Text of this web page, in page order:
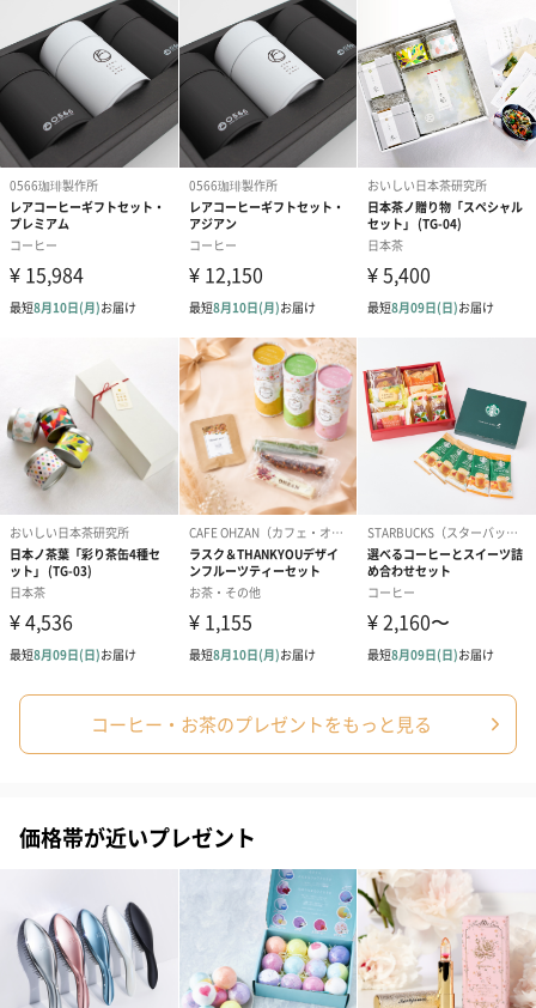
プリザーブドフラワー
ブーケ（ピンク）
（2,580円）
プリザーブドフラワー
ブーケ（ブルー）
（2,580円）
アミュレット
ぬいぐるみ
愛らしいぬいぐるみを同梱してお届けします。
誕生日・記念日・出産祝いなどのシーンにおすすめです。
フラワーテディベア
テディベア（バニラ）
テディベア（
紅茶・コーヒー・スイーツを同梱してお届けいたします。ギフト
への＋αにおすすめです。
コーヒー・お茶のプレゼントをもっと見る
価格帯が近いプレゼント